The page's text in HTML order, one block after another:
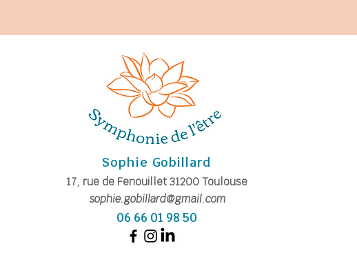
Sophie Gobillard
17, rue de Fenouillet 31200Toulouse
sophie.gobillard@gmail.com
06 66 01 98 50